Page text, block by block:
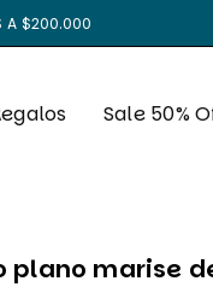
A $200.000
Sale 50%
plano marise